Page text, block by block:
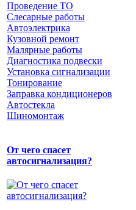
Проведение ТО
Слесарные работы
Автоэлектрика
Кузовной ремонт
Малярные работы
Диагностика подвески
Установка сигнализации
Тонирование
Заправка кондиционеров
Автостекла
Шиномонтаж
От чего спасет
автосигнализация?